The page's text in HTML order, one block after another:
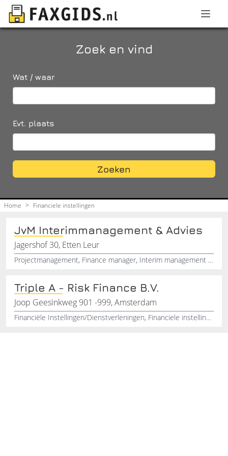
Zoek en vind
Wat / waar
Evt. plaats
Zoeken
Home > Financiele instellingen
JvM Interimmanagement & Advies
Jagershof 30, Etten Leur
Projectmanagement, Finance manager, Interim management , Oplossing binnen het bedrijf, Verbetering binnen het bedrijf, Finance controller, Interim oplossingen
Triple A - Risk Finance B.V.
Joop Geesinkweg 901 -999, Amsterdam
Financiële Instellingen/Dienstverleningen, Financiele instellingen, Financieel Adviesbureau, Financiele adviseurs